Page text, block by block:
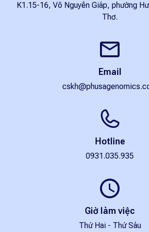
K1.15-16, Võ Nguyên Giáp, phường
Thơ.
Email
Hotline
0931.035.935
Giờ làm việc
Thứ Hai - Thứ Sáu